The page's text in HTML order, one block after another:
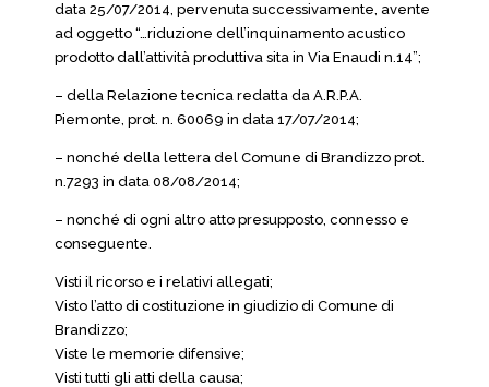
data 25/07/2014, pervenuta successivamente, avente
ad oggetto “…riduzione dell’inquinamento acustico
prodotto dall’attività produttiva sita in Via Enaudi n.14”;
– della Relazione tecnica redatta da A.R.P.A.
Piemonte, prot. n. 60069 in data 17/07/2014;
– nonché della lettera del Comune di Brandizzo prot.
n.7293 in data 08/08/2014;
– nonché di ogni altro atto presupposto, connesso e
conseguente.
Visti il ricorso e i relativi allegati;
Visto l’atto di costituzione in giudizio di Comune di
Brandizzo;
Viste le memorie difensive;
Visti tutti gli atti della causa;